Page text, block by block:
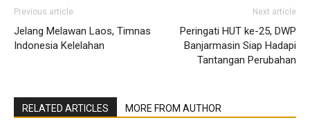
Previous article
Jelang Melawan Laos, Timnas
Indonesia Kelelahan
Next article
Peringati HUT ke-25, DWP
Banjarmasin Siap Hadapi
Tantangan Perubahan
RELATED ARTICLES MORE FROM AUTHOR